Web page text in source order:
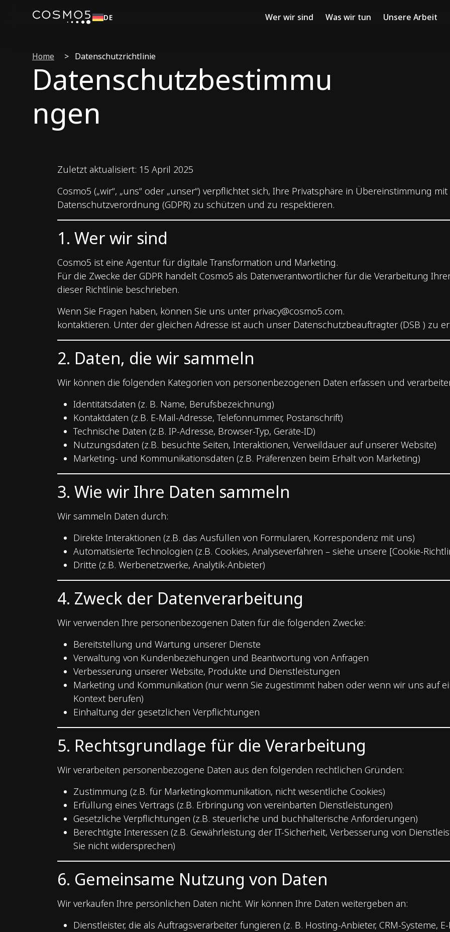
DE Wer wir sind Was wir tun Unsere Arbeit
Home > Datenschutzrichtlinie
Datenschutzbestimmu
ngen
Zuletzt aktualisiert: 15 April 2025
Cosmo5 („wir“, „uns“ oder „unser“) verpflichtet sich, Ihre Privatsphäre in Übereinstimmung
Datenschutzverordnung (GDPR) zu schützen und zu respektieren.
1. Wer wir sind
Cosmo5 ist eine Agentur für digitale Transformation und Marketing.
Für die Zwecke der GDPR handelt Cosmo5 als Datenverantwortlicher für die Verarbeitung
dieser Richtlinie beschrieben.
Wenn Sie Fragen haben, können Sie uns unter privacy@cosmo5.com.
kontaktieren. Unter der gleichen Adresse ist auch unser Datenschutzbeauftragter (DSB ) zu
2. Daten, die wir sammeln
Wir können die folgenden Kategorien von personenbezogenen Daten erfassen und
Identitätsdaten (z. B. Name, Berufsbezeichnung)
Kontaktdaten (z.B. E-Mail-Adresse, Telefonnummer, Postanschrift)
Technische Daten (z.B. IP-Adresse, Browser-Typ, Geräte-ID)
Nutzungsdaten (z.B. besuchte Seiten, Interaktionen, Verweildauer auf unserer Website)
Marketing- und Kommunikationsdaten (z.B. Präferenzen beim Erhalt von Marketing)
3. Wie wir Ihre Daten sammeln
Wir sammeln Daten durch:
Direkte Interaktionen (z.B. das Ausfüllen von Formularen, Korrespondenz mit uns)
Automatisierte Technologien (z.B. Cookies, Analyseverfahren – siehe unsere [Cookie-
Dritte (z.B. Werbenetzwerke, Analytik-Anbieter)
4. Zweck der Datenverarbeitung
Wir verwenden Ihre personenbezogenen Daten für die folgenden Zwecke:
Bereitstellung und Wartung unserer Dienste
Verwaltung von Kundenbeziehungen und Beantwortung von Anfragen
Verbesserung unserer Website, Produkte und Dienstleistungen
Marketing und Kommunikation (nur wenn Sie zugestimmt haben oder wenn wir uns auf
Kontext berufen)
Einhaltung der gesetzlichen Verpflichtungen
5. Rechtsgrundlage für die Verarbeitung
Wir verarbeiten personenbezogene Daten aus den folgenden rechtlichen Gründen:
Zustimmung (z.B. für Marketingkommunikation, nicht wesentliche Cookies)
Erfüllung eines Vertrags (z.B. Erbringung von vereinbarten Dienstleistungen)
Gesetzliche Verpflichtungen (z.B. steuerliche und buchhalterische Anforderungen)
Berechtigte Interessen (z.B. Gewährleistung der IT-Sicherheit, Verbesserung von
Sie nicht widersprechen)
6. Gemeinsame Nutzung von Daten
Wir verkaufen Ihre persönlichen Daten nicht. Wir können Ihre Daten weitergeben an:
Dienstleister, die als Auftragsverarbeiter fungieren (z. B. Hosting-Anbieter, CRM-Systeme,